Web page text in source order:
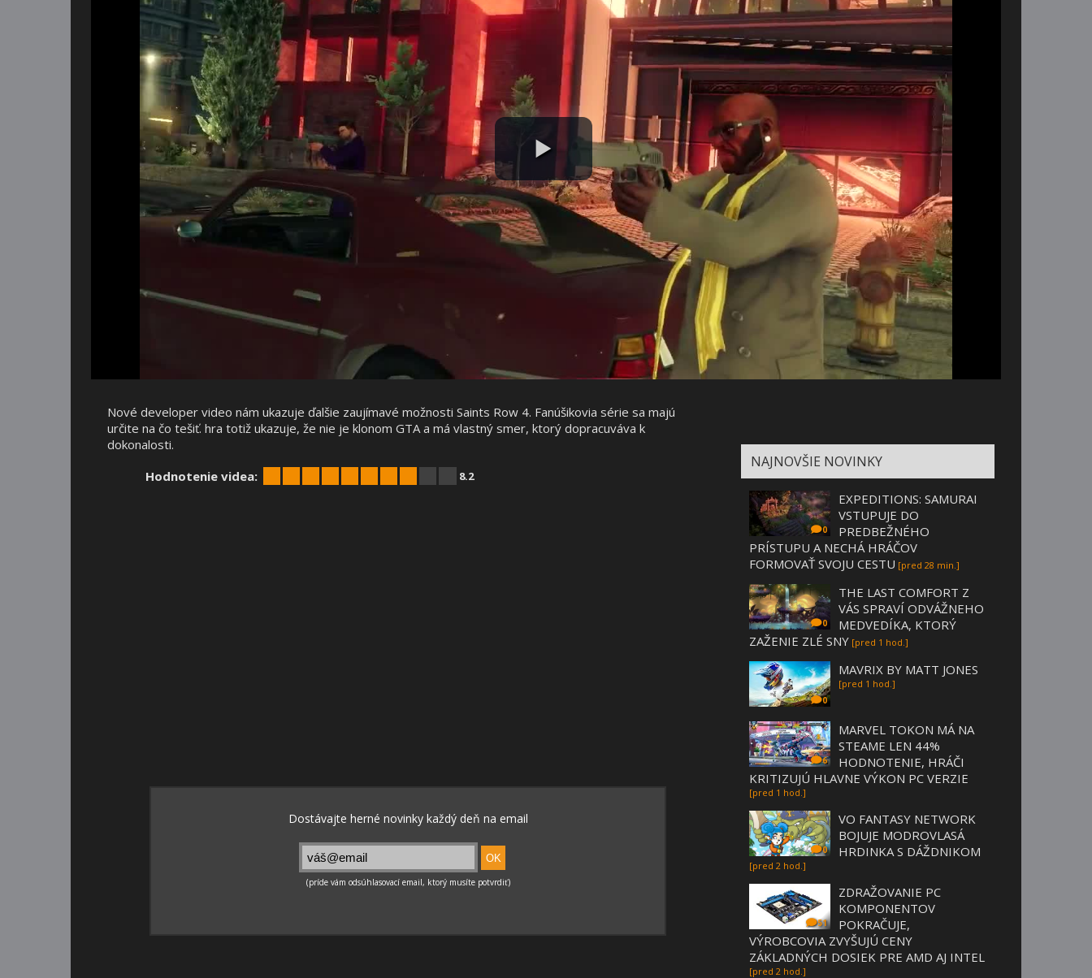
Nové developer video nám ukazuje ďalšie zaujímavé možnosti Saints Row 4. Fanúšikovia série sa majú
určite na čo tešiť. hra totiž ukazuje, že nie je klonom GTA a má vlastný smer, ktorý dopracuváva k
dokonalosti.
Hodnotenie videa:
8.2
NAJNOVŠIE NOVINKY
0
EXPEDITIONS: SAMURAI
VSTUPUJE DO
PREDBEŽNÉHO
PRÍSTUPU A NECHÁ HRÁČOV
FORMOVAŤ SVOJU CESTU [pred 28 min.]
0
THE LAST COMFORT Z
VÁS SPRAVÍ ODVÁŽNEHO
MEDVEDÍKA, KTORÝ
ZAŽENIE ZLÉ SNY [pred 1 hod.]
0
MAVRIX BY MATT JONES
[pred 1 hod.]
6
MARVEL TOKON MÁ NA
STEAME LEN 44%
HODNOTENIE, HRÁČI
KRITIZUJÚ HLAVNE VÝKON PC VERZIE
[pred 1 hod.]
0
VO FANTASY NETWORK
BOJUJE MODROVLASÁ
HRDINKA S DÁŽDNIKOM
[pred 2 hod.]
51
ZDRAŽOVANIE PC
KOMPONENTOV
POKRAČUJE,
VÝROBCOVIA ZVYŠUJÚ CENY
ZÁKLADNÝCH DOSIEK PRE AMD AJ INTEL
[pred 2 hod.]